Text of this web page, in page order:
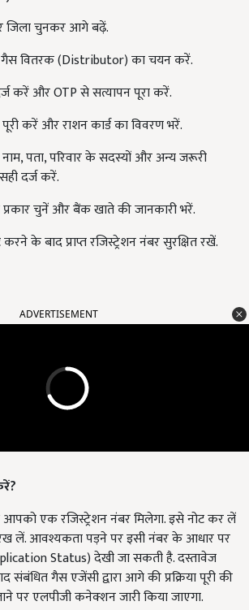
जिला चुनकर आगे बढ़ें.
वितरक (Distributor) का चयन करें.
करें और OTP से सत्यापन पूरा करें.
पूरी करें और राशन कार्ड का विवरण भरें.
पता, परिवार के सदस्यों और अन्य जरूरी
दर्ज करें.
चुनें और बैंक खाते की जानकारी भरें.
के बाद प्राप्त रजिस्ट्रेशन नंबर सुरक्षित रखें.
ADVERTISEMENT
एक रजिस्ट्रेशन नंबर मिलेगा. इसे नोट कर लें
रख लें. आवश्यकता पड़ने पर इसी नंबर के आधार पर
Status) देखी जा सकती है. दस्तावेज
संबंधित गैस एजेंसी द्वारा आगे की प्रक्रिया पूरी की
पर एलपीजी कनेक्शन जारी किया जाएगा.